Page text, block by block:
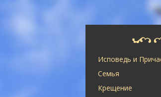
Исповедь и
Семья
Крещение